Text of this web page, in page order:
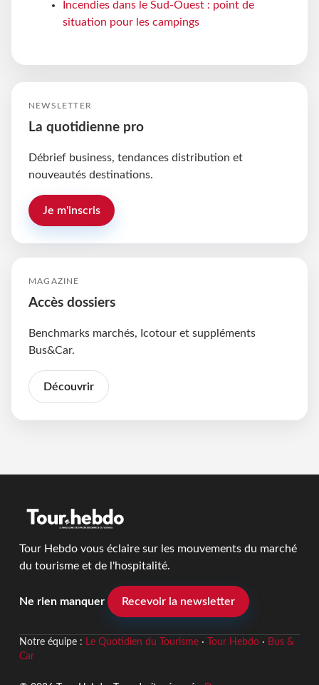
Incendies dans le Sud-Ouest : point de
situation pour les campings
NEWSLETTER
La quotidienne pro
Débrief business, tendances distribution et
nouveautés destinations.
Je m'inscris
MAGAZINE
Accès dossiers
Benchmarks marchés, Icotour et suppléments
Bus&Car.
Découvrir
Tour Hebdo vous éclaire sur les mouvements du marché
du tourisme et de l'hospitalité.
Ne rien manquer Recevoir la newsletter
Notre équipe : Le Quotidien du Tourisme· Tour Hebdo· Bus &
Car